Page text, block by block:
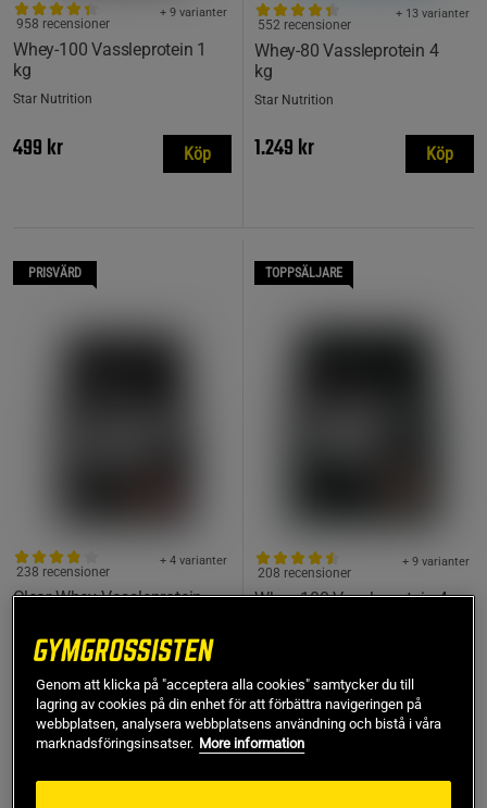
Whey-100 Vassleprotein 1
kg
+ 9 varianter
958 recensioner
Star Nutrition
499 kr Köp
Whey-80 Vassleprotein 4
kg
+ 13 varianter
552 recensioner
Star Nutrition
1.249 kr Köp
PRISVÄRD
Clear Whey Vassleprotein
+ 4 varianter
238 recensioner
Star Nutrition
223 kr
Lägsta pris 223 kr
Köp
TOPPSÄLJARE
Whey-100 Vassleprotein 4
+ 9 varianter
208 recensioner
1.669 kr
Genom att klicka på "acceptera alla cookies" samtycker du till
lagring av cookies på din enhet för att förbättra navigeringen på
webbplatsen, analysera webbplatsens användning och bistå i våra
marknadsföringsinsatser. More information